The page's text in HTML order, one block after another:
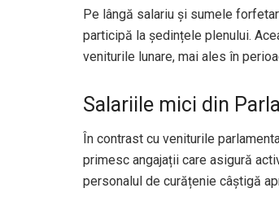
Pe lângă salariu și sumele
participă la ședințele plenului.
veniturile lunare, mai ales în
Salariile mici din
În contrast cu veniturile
primesc angajații care asigură
personalul de curățenie câștigă